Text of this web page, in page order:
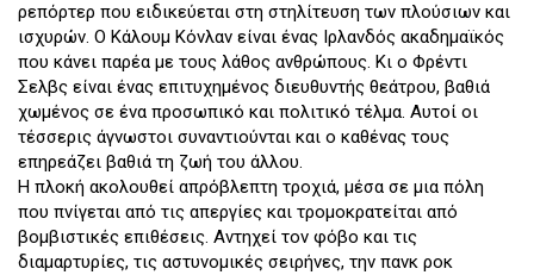
ρεπόρτερ που ειδικεύεται στη στηλίτευση των πλούσιων και
ισχυρών. Ο Κάλουμ Κόνλαν είναι ένας Ιρλανδός ακαδημαϊκός
που κάνει παρέα με τους λάθος ανθρώπους. Κι ο Φρέντι
Σελβς είναι ένας επιτυχημένος διευθυντής θεάτρου, βαθιά
χωμένος σε ένα προσωπικό και πολιτικό τέλμα. Αυτοί οι
τέσσερις άγνωστοι συναντιούνται και ο καθένας τους
επηρεάζει βαθιά τη ζωή του άλλου.
Η πλοκή ακολουθεί απρόβλεπτη τροχιά, μέσα σε μια πόλη
που πνίγεται από τις απεργίες και τρομοκρατείται από
βομβιστικές επιθέσεις. Αντηχεί τον φόβο και τις
διαμαρτυρίες, τις αστυνομικές σειρήνες, την πανκ ροκ